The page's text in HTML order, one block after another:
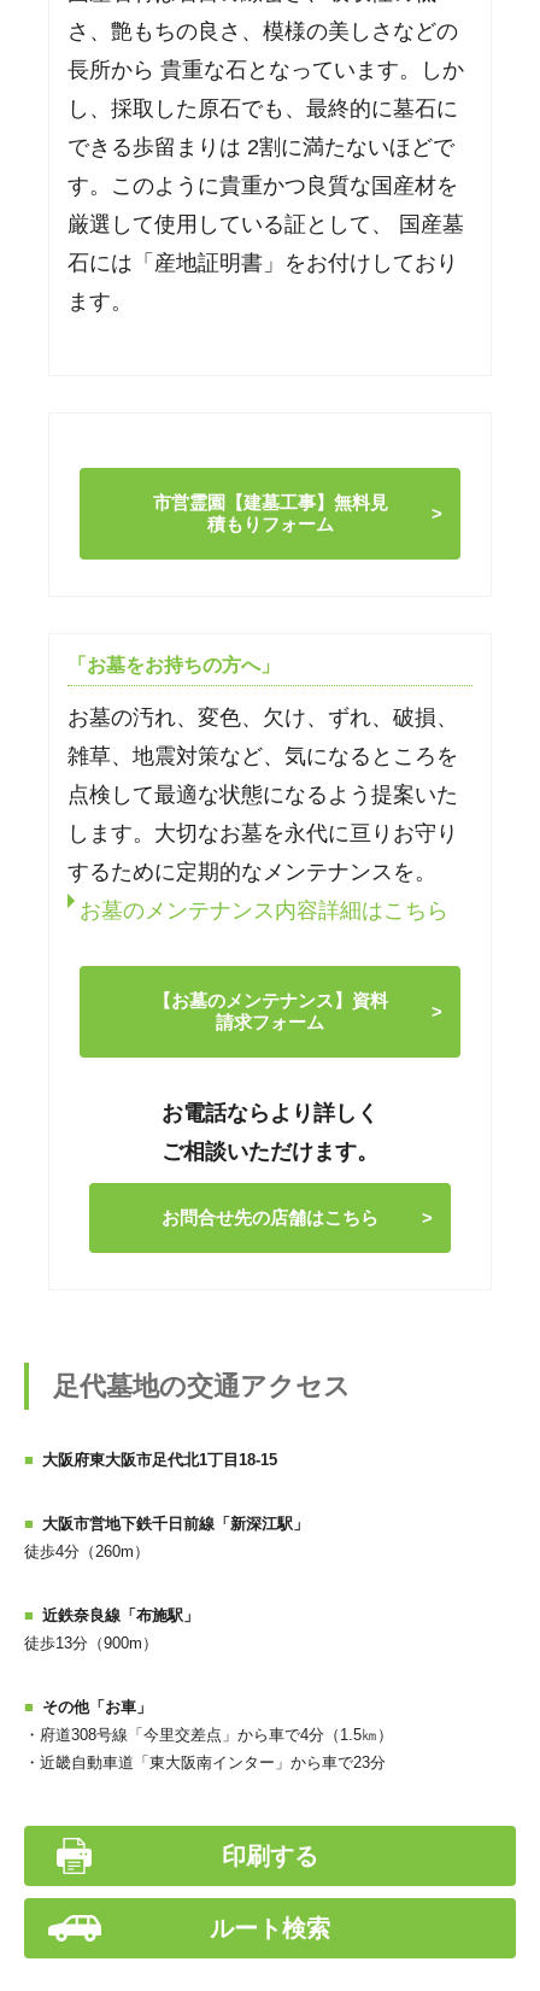
さ、艶もちの良さ、模様の美しさなどの
長所から 貴重な石となっています。しか
し、採取した原石でも、最終的に墓石に
できる歩留まりは 2割に満たないほどで
す。このように貴重かつ良質な国産材を
厳選して使用している証として、 国産墓
石には「産地証明書」をお付けしており
ます。
市営霊園【建墓工事】無料見
積もりフォーム
「お墓をお持ちの方へ」
お墓の汚れ、変色、欠け、ずれ、破損、
雑草、地震対策など、気になるところを
点検して最適な状態になるよう提案いた
します。大切なお墓を永代に亘りお守り
するために定期的なメンテナンスを。
お墓のメンテナンス内容詳細はこちら
【お墓のメンテナンス】資料
請求フォーム
お電話ならより詳しく
ご相談いただけます。
お問合せ先の店舗はこちら
足代墓地の交通アクセス
大阪府東大阪市足代北1丁目18-15
大阪市営地下鉄千日前線「新深江駅」
徒歩4分（260m）
近鉄奈良線「布施駅」
徒歩13分（900m）
その他「お車」
・府道308号線「今里交差点」から車で4分（1.5㎞）
・近畿自動車道「東大阪南インター」から車で23分
印刷する
ルート検索